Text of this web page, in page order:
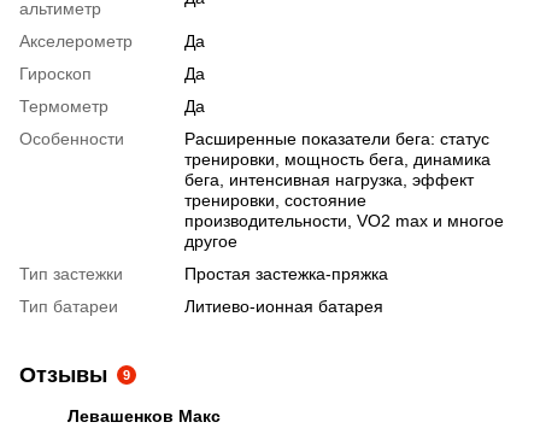
альтиметр
Акселерометр
Да
Гироскоп
Да
Термометр
Да
Особенности
Расширенные показатели бега: статус
тренировки, мощность бега, динамика
бега, интенсивная нагрузка, эффект
тренировки, состояние
производительности, VO2 max и многое
другое
Тип застежки
Простая застежка-пряжка
Тип батареи
Литиево-ионная батарея
Отзывы 9
Левашенков Макс